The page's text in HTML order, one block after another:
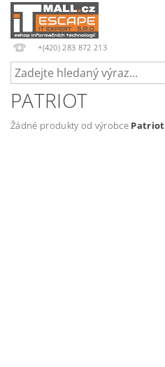
+(420) 283 872 213
PATRIOT
Žádné produkty od výrobce Patriot